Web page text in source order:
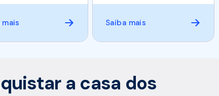
Saiba mais
a casa dos